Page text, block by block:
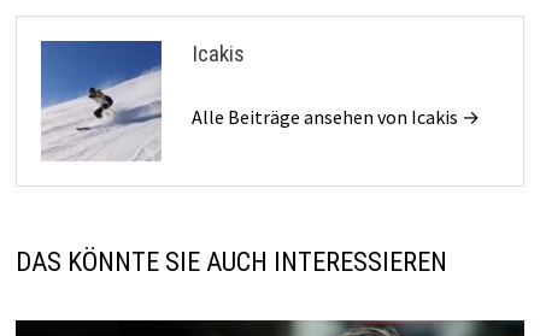
Icakis
Alle Beiträge ansehen von Icakis →
DAS KÖNNTE SIE AUCH INTERESSIEREN